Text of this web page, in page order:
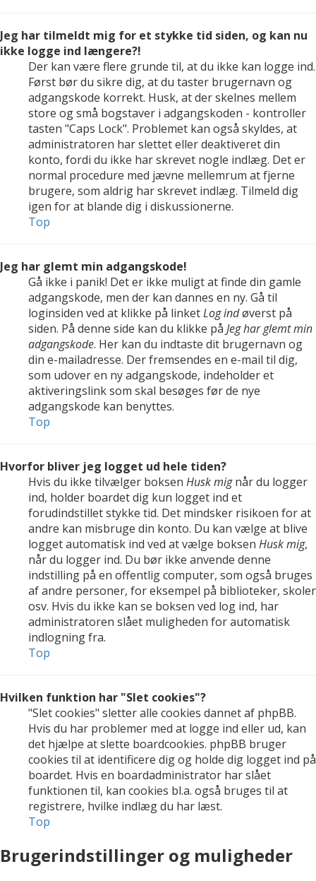
Jeg har tilmeldt mig for et stykke tid siden, og kan nu
ikke logge ind længere?!
Der kan være flere grunde til, at du ikke kan logge ind.
Først bør du sikre dig, at du taster brugernavn og
adgangskode korrekt. Husk, at der skelnes mellem
store og små bogstaver i adgangskoden - kontroller
tasten "Caps Lock". Problemet kan også skyldes, at
administratoren har slettet eller deaktiveret din
konto, fordi du ikke har skrevet nogle indlæg. Det er
normal procedure med jævne mellemrum at fjerne
brugere, som aldrig har skrevet indlæg. Tilmeld dig
igen for at blande dig i diskussionerne.
Top
Jeg har glemt min adgangskode!
Gå ikke i panik! Det er ikke muligt at finde din gamle
adgangskode, men der kan dannes en ny. Gå til
loginsiden ved at klikke på linketLog indøverst på
siden. På denne side kan du klikke på Jeg har glemt min
adgangskode. Her kan du indtaste dit brugernavn og
din e-mailadresse. Der fremsendes en e-mail til dig,
som udover en ny adgangskode, indeholder et
aktiveringslink som skal besøges før de nye
adgangskode kan benyttes.
Top
Hvorfor bliver jeg logget ud hele tiden?
Hvis du ikke tilvælger boksen Husk mignår du logger
ind, holder boardet dig kun logget ind et
forudindstillet stykke tid. Det mindsker risikoen for at
andre kan misbruge din konto. Du kan vælge at blive
logget automatisk ind ved at vælge boksen Husk mig,
når du logger ind. Du bør ikke anvende denne
indstilling på en offentlig computer, som også bruges
af andre personer, for eksempel på biblioteker, skoler
osv. Hvis du ikke kan se boksen ved log ind, har
administratoren slået muligheden for automatisk
indlogning fra.
Top
Hvilken funktion har "Slet cookies"?
"Slet cookies" sletter alle cookies dannet af phpBB.
Hvis du har problemer med at logge ind eller ud, kan
det hjælpe at slette boardcookies. phpBB bruger
cookies til at identificere dig og holde dig logget ind på
boardet. Hvis en boardadministrator har slået
funktionen til, kan cookies bl.a. også bruges til at
registrere, hvilke indlæg du har læst.
Top
Brugerindstillinger og muligheder